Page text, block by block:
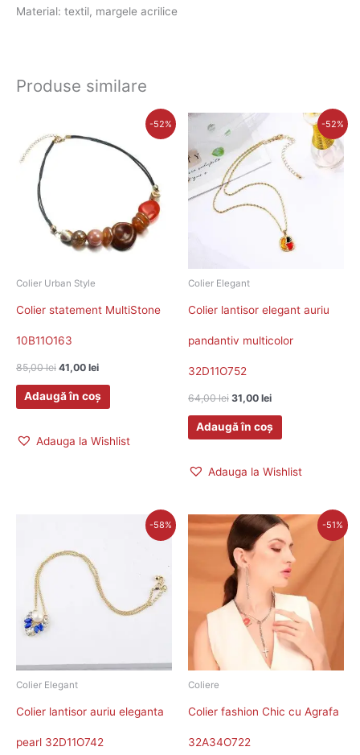
Material: textil, margele acrilice
Produse similare
-52%
Colier Urban Style
Colier statement MultiStone
10B11O163
85,00lei
a
41,00 lei
este:
41,00 lei.
Adaugă în coș
Adauga la Wishlist
-52%
Colier Elegant
Colier lantisor elegant auriu
pandantiv multicolor
32D11O752
64,00lei
Prețul
inițial
fost:
64,00 lei.
31,00 lei
este:
31,00 lei.
Adaugă în coș
Adauga la Wishlist
-58%
Colier Elegant
Colier lantisor auriu eleganta
pearl 32D11O742
fost:
74,00 lei.
-51%
Coliere
Colier fashion Chic cu Agrafa
32A34O722
Prețul
inițial
fost:
67,00 lei.
Prețul
curent
este:
33,00 lei.